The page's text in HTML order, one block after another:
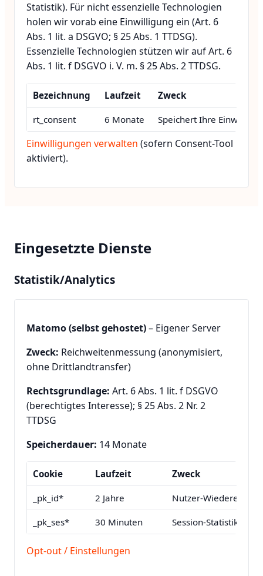
Statistik). Für nicht essenzielle Technologien
holen wir vorab eine Einwilligung ein (Art. 6
Abs. 1 lit. a DSGVO; § 25 Abs. 1 TTDSG).
Essenzielle Technologien stützen wir auf Art. 6
Abs. 1 lit. f DSGVO i. V. m. § 25 Abs. 2 TTDSG.
Bezeichnung Laufzeit Zweck
rt_consent 6 Monate Speichert Ihre
Einwilligungen verwalten (sofern Consent-Tool
aktiviert).
Eingesetzte Dienste
Statistik/Analytics
Matomo (selbst gehostet)– Eigener Server
Zweck: Reichweitenmessung (anonymisiert,
ohne Drittlandtransfer)
Rechtsgrundlage: Art. 6 Abs. 1 lit. f DSGVO
(berechtigtes Interesse); § 25 Abs. 2 Nr. 2
TTDSG
Speicherdauer: 14 Monate
Cookie Laufzeit Zweck
_pk_id* 2 Jahre Nutzer-
_pk_ses* 30 Minuten Session-Statistik
Opt-out / Einstellungen